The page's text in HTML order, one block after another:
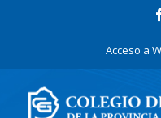
Acceso a